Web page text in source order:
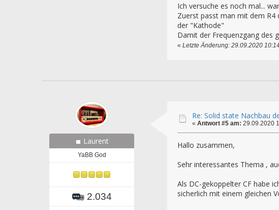
Ich versuche es noch mal...
Zuerst passt man mit dem R4
der "Kathode"
Damit der Frequenzgang des
« Letzte Änderung: 29.09.2020
Laurent
YaBB God
2.034
Re: Solid state Nachbau
« Antwort #5 am: 29.09.2020
Hallo zusammen,
Sehr interessantes Thema ,
Als DC-gekoppelter CF habe
sicherlich mit einem gleichen